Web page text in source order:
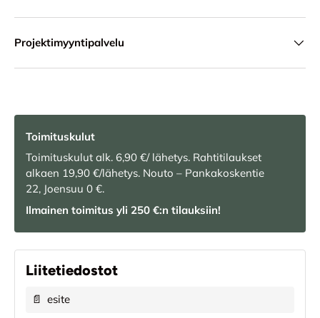
Projektimyyntipalvelu
Toimituskulut
Toimituskulut alk. 6,90 €/ lähetys. Rahtitilaukset
alkaen 19,90 €/lähetys. Nouto – Pankakoskentie
22, Joensuu 0 €.
Ilmainen toimitus yli 250 €:n tilauksiin!
Liitetiedostot
📄 esite